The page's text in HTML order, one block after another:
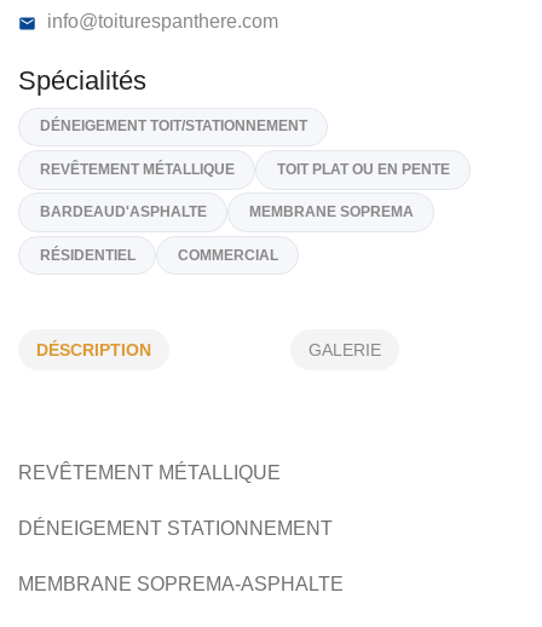
LES TOITURES PANTHÈRE
94, ST-PIERRE , VAL-DES-MONTS
(819) 671 6498
(819) 671 5577
info@toiturespanthere.com
DÉNEIGEMENT TOIT/STATIONNEMENT
RÉSIDENTIEL COMMERCIAL
DÉSCRIPTION GALERIE
REVÊTEMENT MÉTALLIQUE
DÉNEIGEMENT STATIONNEMENT
MEMBRANE SOPREMA-ASPHALTE